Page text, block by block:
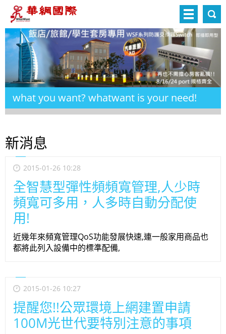
what you want? whatwant is your need!
新消息
2015-01-26 10:28
全智慧型彈性頻頻寬管理,人少時
頻寬可多用，人多時自動分配使
用!
近幾年來頻寬管理QoS功能發展快速,連一般家用商品也
都將此列入設備中的標準配備,
2015-01-26 10:27
提醒您!!公眾環境上網建置申請
100M光世代要特別注意的事項